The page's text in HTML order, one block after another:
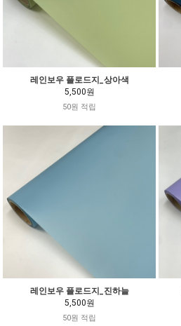
레인보우 플로드지_상아색
5,500원
50원 적립
레인보우 플로드지_진하늘
5,500원
50원 적립